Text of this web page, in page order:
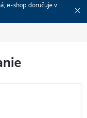
e-shop doručuje v